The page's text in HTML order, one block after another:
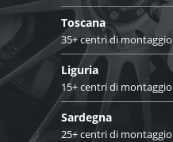
Toscana
35+ centri di montaggio
Liguria
15+ centri di montaggio
Sardegna
25+ centri di montaggio